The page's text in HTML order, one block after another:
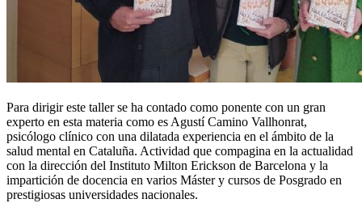
Para dirigir este taller se ha contado como ponente con un gran
experto en esta materia como es Agustí Camino Vallhonrat,
psicólogo clínico con una dilatada experiencia en el ámbito de la
salud mental en Cataluña. Actividad que compagina en la actualidad
con la dirección del Instituto Milton Erickson de Barcelona y la
impartición de docencia en varios Máster y cursos de Posgrado en
prestigiosas universidades nacionales.